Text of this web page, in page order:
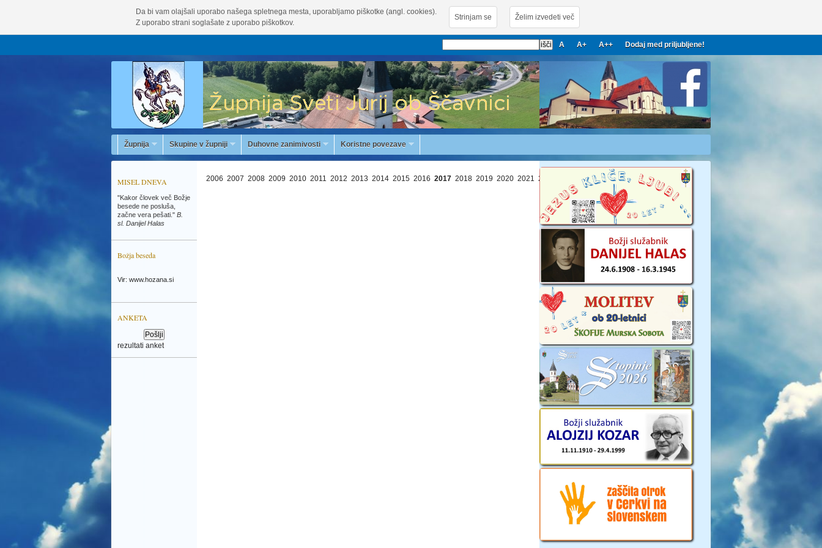
Da bi vam olajšali uporabo našega spletnega mesta, uporabljamo piškotke (angl. cookies).
Z uporabo strani soglašate z uporabo piškotkov.
Strinjam se Želim izvedeti več
A A+ A++ Dodaj med priljubljene!
Župnija Skupine v župniji Duhovne zanimivosti Koristne povezave
MISEL DNEVA
"Kakor človek več Božje
besede ne posluša,
začne vera pešati." B.
sl. Danijel Halas
Božja beseda
Vir: www.hozana.si
ANKETA
rezultati anket
2006 2007 2008 2009 2010 2011 2012 2013 2014 2015 2016 2017 2018 2019 2020 2021 2022 2024 2025 2026